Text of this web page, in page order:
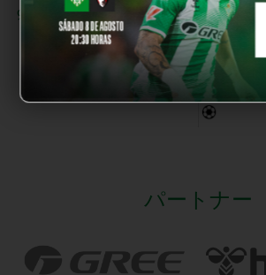
9
FW
R. Macias
パートナー